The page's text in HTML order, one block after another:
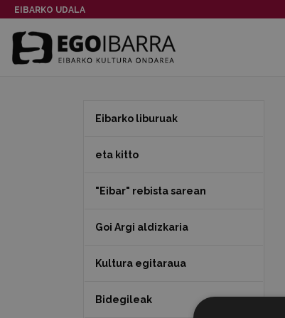
EIBARKO UDALA
Eibarko liburuak
eta kitto
"Eibar" rebista sarean
Goi Argi aldizkaria
Kultura egitaraua
Bidegileak